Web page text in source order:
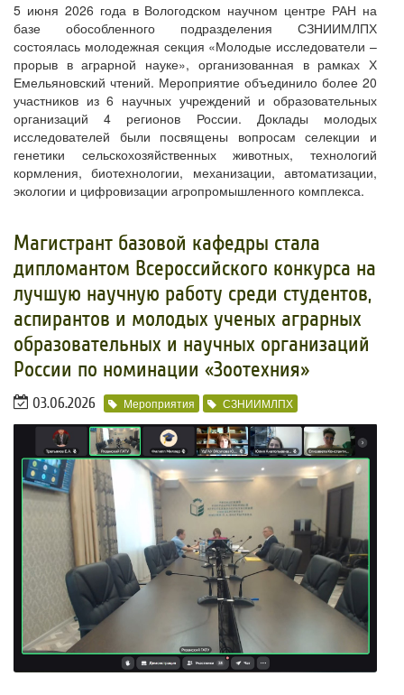
5 июня 2026 года в Вологодском научном центре РАН на
базе обособленного подразделения СЗНИИМЛПХ
состоялась молодежная секция «Молодые исследователи –
прорыв в аграрной науке», организованная в рамках Х
Емельяновский чтений. Мероприятие объединило более 20
участников из 6 научных учреждений и образовательных
организаций 4 регионов России. Доклады молодых
исследователей были посвящены вопросам селекции и
генетики сельскохозяйственных животных, технологий
кормления, биотехнологии, механизации, автоматизации,
экологии и цифровизации агропромышленного комплекса.
​Магистрант базовой кафедры стала
дипломантом Всероссийского конкурса на
лучшую научную работу среди студентов,
аспирантов и молодых ученых аграрных
образовательных и научных организаций
России по номинации «Зоотехния»
03.06.2026 Мероприятия СЗНИИМЛПХ